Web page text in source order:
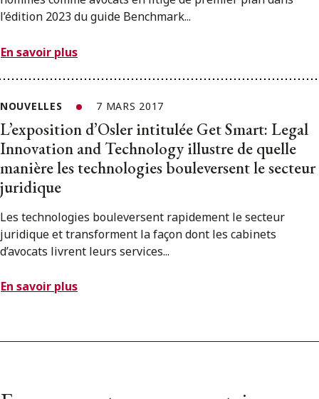
l’édition 2023 du guide Benchmark...
En savoir plus
NOUVELLES 7 MARS 2017
L’exposition d’Osler intitulée Get Smart: Legal
Innovation and Technology illustre de quelle
manière les technologies bouleversent le secteur
juridique
Les technologies bouleversent rapidement le secteur
juridique et transforment la façon dont les cabinets
d’avocats livrent leurs services...
En savoir plus